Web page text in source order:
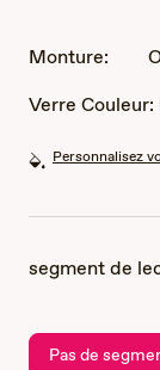
Monture:
Verre Couleur:
Personnalisez
segment de
Pas de